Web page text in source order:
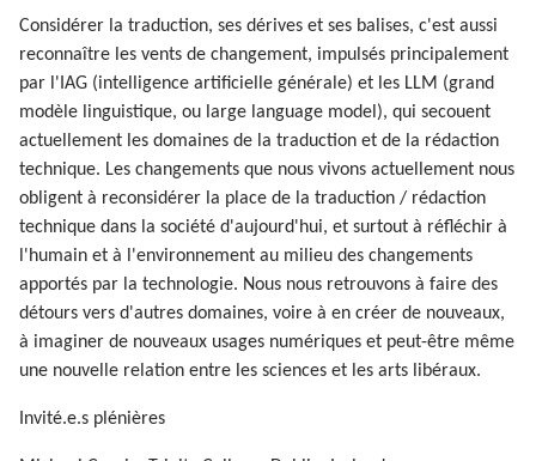
Considérer la traduction, ses dérives et ses balises, c'est aussi
reconnaître les vents de changement, impulsés principalement
par l'IAG (intelligence artificielle générale) et les LLM (grand
modèle linguistique, ou large language model), qui secouent
actuellement les domaines de la traduction et de la rédaction
technique. Les changements que nous vivons actuellement nous
obligent à reconsidérer la place de la traduction / rédaction
technique dans la société d'aujourd'hui, et surtout à réfléchir à
l'humain et à l'environnement au milieu des changements
apportés par la technologie. Nous nous retrouvons à faire des
détours vers d'autres domaines, voire à en créer de nouveaux,
à imaginer de nouveaux usages numériques et peut-être même
une nouvelle relation entre les sciences et les arts libéraux.
Invité.e.s plénières